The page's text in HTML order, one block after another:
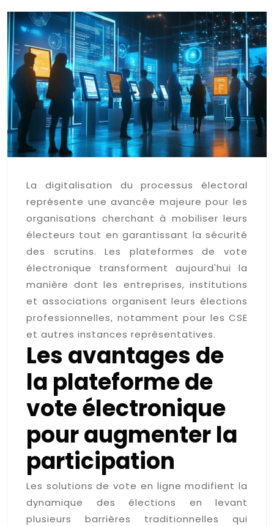
La digitalisation du processus électoral
représente une avancée majeure pour les
organisations cherchant à mobiliser leurs
électeurs tout en garantissant la sécurité
des scrutins. Les plateformes de vote
électronique transforment aujourd'hui la
manière dont les entreprises, institutions
et associations organisent leurs élections
professionnelles, notamment pour les CSE
et autres instances représentatives.
Les avantages de
la plateforme de
vote électronique
pour augmenter la
participation
Les solutions de vote en ligne modifient la
dynamique des élections en levant
plusieurs barrières traditionnelles qui